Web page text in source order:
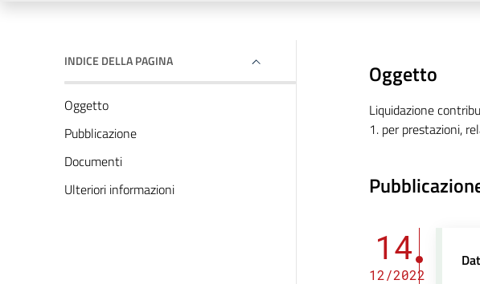
INDICE DELLA PAGINA
Oggetto
Pubblicazione
Documenti
Ulteriori informazioni
Oggetto
Liquidazione
1. per prestazioni,
14
12/2022